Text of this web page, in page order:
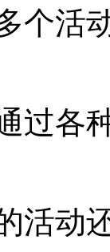
个活
过各
活动